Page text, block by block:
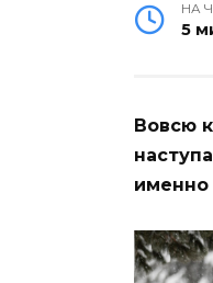
НА
5
Вовсю
именно